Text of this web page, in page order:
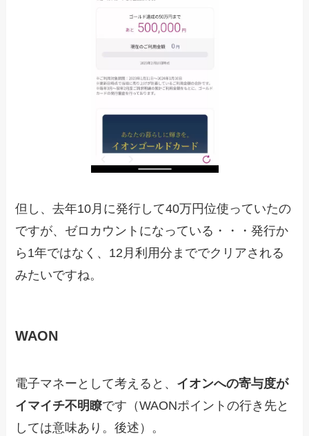
但し、去年10月に発行して40万円位使っていたの
ですが、ゼロカウントになっている・・・発行か
ら1年ではなく、12月利用分まででクリアされる
みたいですね。
WAON
電子マネーとして考えると、 イオンへの寄与度が
イマイチ不明瞭です（WAONポイントの行き先と
しては意味あり。後述）。